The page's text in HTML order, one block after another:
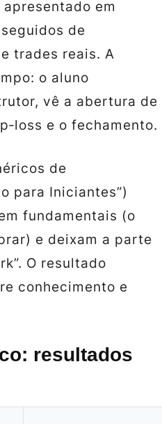
em
de
trades reais. A
o aluno
vê a abertura de
e o fechamento.
de
para Iniciantes”)
fundamentais (o
e deixam a parte
O resultado
conhecimento e
resultados